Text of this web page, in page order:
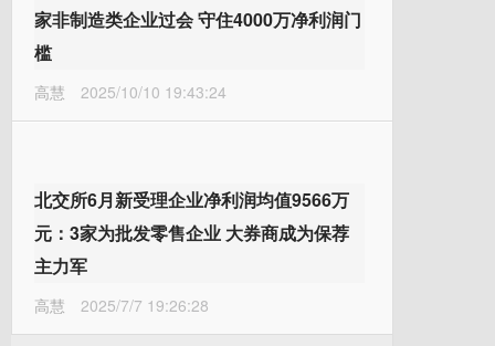
家非制造类企业过会 守住4000万净利润门
槛
高慧 2025/10/10 19:43:24
北交所6月新受理企业净利润均值9566万
元：3家为批发零售企业 大券商成为保荐
主力军
高慧 2025/7/7 19:26:28